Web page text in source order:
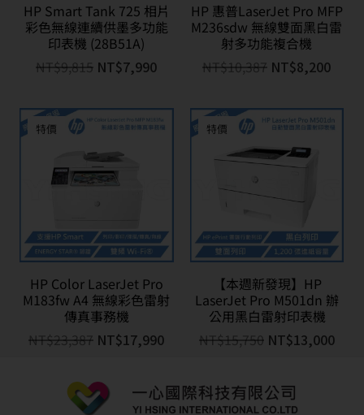
HP Smart Tank 725 相片
彩色無線連續供墨多功能
印表機 (28B51A)
NT$9,815 NT$7,990
HP 惠普LaserJet Pro MFP
M236sdw 無線雙面黑白雷
射多功能複合機
NT$ 10,387 NT$8,200
特價
HP Color LaserJet Pro
M183fw A4 無線彩色雷射
傳真事務機
NT$23,387 NT$17,990
特價
【本週新發現】HP
LaserJet Pro M501dn 辦
公用黑白雷射印表機
NT$ 15,750 NT$13,000